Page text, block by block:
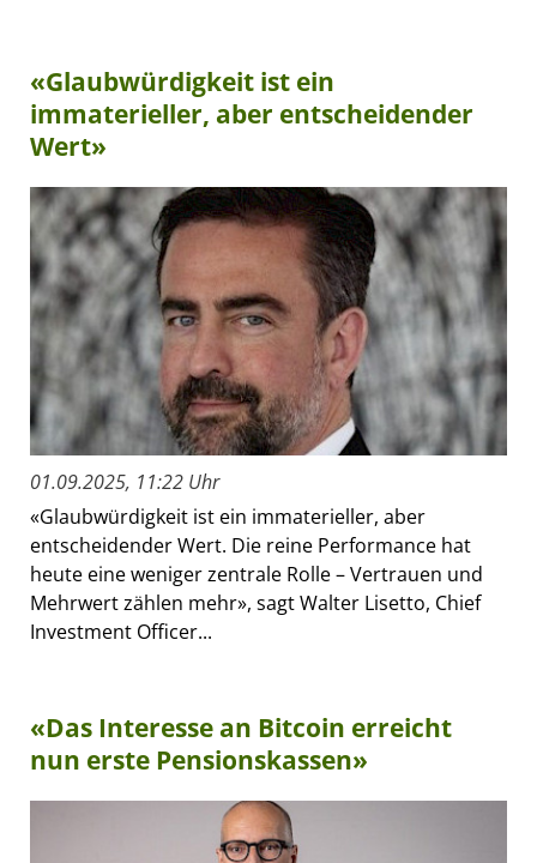
«Glaubwürdigkeit ist ein
immaterieller, aber entscheidender
Wert»
01.09.2025, 11:22 Uhr
«Glaubwürdigkeit ist ein immaterieller, aber
entscheidender Wert. Die reine Performance hat
heute eine weniger zentrale Rolle – Vertrauen und
Mehrwert zählen mehr», sagt Walter Lisetto, Chief
Investment Officer...
«Das Interesse an Bitcoin erreicht
nun erste Pensionskassen»